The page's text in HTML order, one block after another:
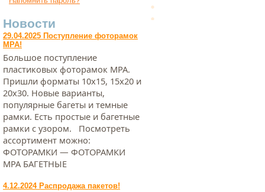
Новости
29.04.2025 Поступление фоторамок
МРА!
Большое поступление
пластиковых фоторамок МРА.
Пришли форматы 10х15, 15х20 и
20х30. Новые варианты,
популярные багеты и темные
рамки. Есть простые и багетные
рамки с узором. Посмотреть
ассортимент можно:
ФОТОРАМКИ — ФОТОРАМКИ
МРА БАГЕТНЫЕ
4.12.2024 Распродажа пакетов!